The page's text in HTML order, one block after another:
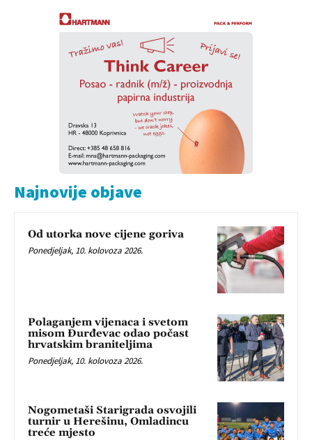
Najnovije objave
Od utorka nove cijene goriva
Ponedjeljak, 10. kolovoza 2026.
Polaganjem vijenaca i svetom
misom Đurđevac odao počast
hrvatskim braniteljima
Ponedjeljak, 10. kolovoza 2026.
Nogometaši Starigrada osvojili
turnir u Herešinu, Omladincu
treće mjesto